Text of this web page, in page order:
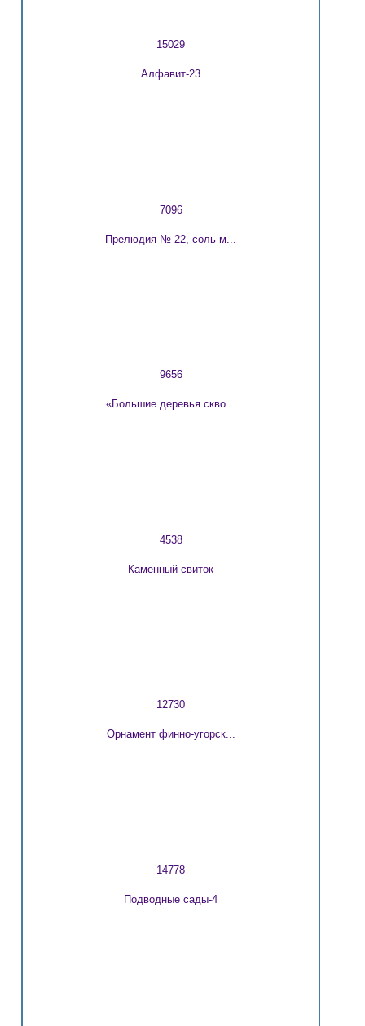
15029
Алфавит-23
7096
Прелюдия № 22, соль м...
9656
«Большие деревья скво...
4538
Каменный свиток
12730
Орнамент финно-угорск...
14778
Подводные сады-4